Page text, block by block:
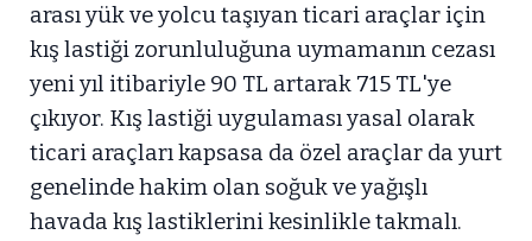
arası yük ve yolcu taşıyan ticari araçlar için
kış lastiği zorunluluğuna uymamanın cezası
yeni yıl itibariyle 90 TL artarak 715 TL'ye
çıkıyor. Kış lastiği uygulaması yasal olarak
ticari araçları kapsasa da özel araçlar da yurt
genelinde hakim olan soğuk ve yağışlı
havada kış lastiklerini kesinlikle takmalı.